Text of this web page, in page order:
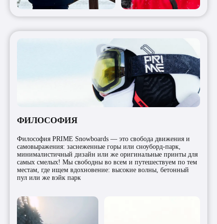
ФИЛОСОФИЯ
Философия PRIME Snowboards — это свобода движения и
самовыражения: заснеженные горы или сноуборд-парк,
минималистичный дизайн или же оригинальные принты для
самых смелых! Мы свободны во всем и путешествуем по тем
местам, где ищем вдохновение: высокие волны, бетонный
пул или же вэйк парк